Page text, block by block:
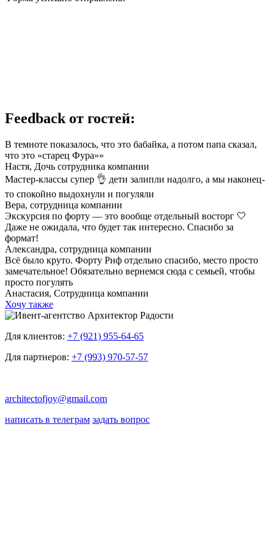
Feedback от гостей:
В темноте показалось, что это бабайка, а потом папа сказал,
что это «старец Фура»»
Настя, Дочь сотрудника компании
Мастер-классы супер 👌 дети залипли надолго, а мы наконец-
то спокойно выдохнули и погуляли
Вера, сотрудница компании
Экскурсия по форту — это вообще отдельный восторг 🤍
Даже не ожидала, что будет так интересно. Спасибо за
формат!
Александра, сотрудница компании
Всё было круто. Форту Риф отдельно спасибо, место просто
замечательное! Обязательно вернемся сюда с семьей, чтобы
просто погулять
Анастасия, Сотрудница компании
Хочу также
Для клиентов: +7 (921) 955-64-65
Для партнеров: +7 (993) 970-57-57
architectofjoy@gmail.com
написать в телеграм задать вопрос